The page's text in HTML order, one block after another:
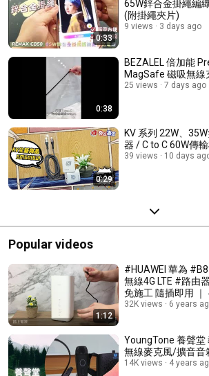
0:33
65W鋅合金掛繩編
(附掛繩夾片)
9 views 3 days ago
0:38
BEZALEL 倍加能
MagSafe 磁吸無線
25 views 7 days ago
0:29
KV 系列 22W、
器 / C to C 60W傳
39 views 10 days
Popular videos
1:12
#HUAWEI 華為
無線4G LTE #路由
免施工 隨插即用 ｜
家庭 #上網必備神
32K views 6 years
YoungTone 養聲堂
無線麥克風/擴音音
14K views 4 years